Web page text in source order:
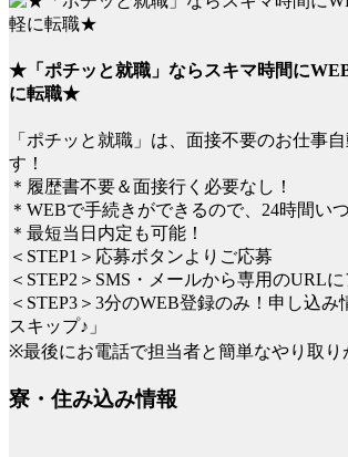
★「ポチッと就職」ならスキマ時間に
に転職★
「ポチッと就職」は、面接不要のお仕事
す！
＊履歴書不要＆面接行く必要なし！
＊WEBで手続きができるので、24時間い
＊最短当日内定も可能！
＜STEP1＞応募ボタンよりご応募
＜STEP2＞SMS・メールから専用のURL
＜STEP3＞3分のWEB登録のみ！申し込
スキップ♪」
※最後にお電話で担当者と簡単なやり取り
寮・住み込み情報